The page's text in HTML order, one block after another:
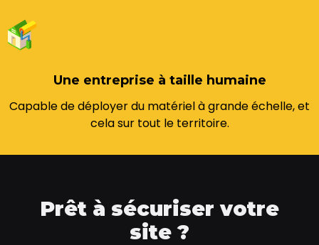
Une entreprise à taille humaine
Capable de déployer du matériel à grande échelle, et
cela sur tout le territoire.
Prêt à sécuriser votre
site ?